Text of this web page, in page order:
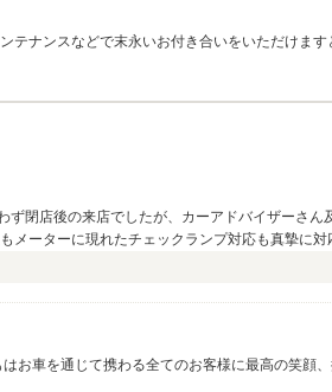
ナンスなどで末永いお付き合いをいただけま
閉店後の来店でしたが、カーアドバイザーさん
ーターに現れたチェックランプ対応も真摯に
まし申し訳有りません。